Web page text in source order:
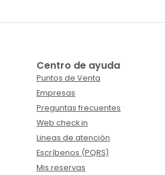
Centro de ayuda
Puntos de Venta
Empresas
Preguntas frecuentes
Web check in
Lineas de atención
Escríbenos (PQRS)
Mis reservas